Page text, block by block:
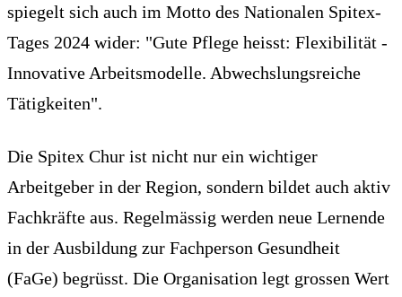
spiegelt sich auch im Motto des Nationalen Spitex-
Tages 2024 wider: "Gute Pflege heisst: Flexibilität -
Innovative Arbeitsmodelle. Abwechslungsreiche
Tätigkeiten".
Die Spitex Chur ist nicht nur ein wichtiger
Arbeitgeber in der Region, sondern bildet auch aktiv
Fachkräfte aus. Regelmässig werden neue Lernende
in der Ausbildung zur Fachperson Gesundheit
(FaGe) begrüsst. Die Organisation legt grossen Wert